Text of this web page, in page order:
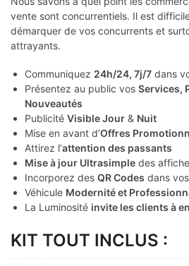
vente sont concurrentiels. Il est
démarquer de vos concurrents et
attrayants.
Communiquez 24h/24, 7j/7 dans
Présentez au public vos Services,
Nouveautés
Publicité Visible Jour & Nuit
Mise en avant d’Offres
Attirez l’attention des passants
Mise à jour Ultrasimple des
Incorporez des QR Codes dans
Véhicule Modernité et
La Luminosité invite les clients à
KIT TOUT INCLUS :